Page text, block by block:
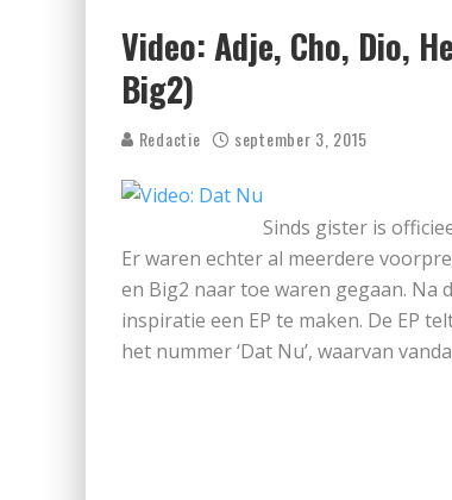
Video: Adje, Cho, Dio,
Big2)
Redactie september 3, 2015
Sinds gister is
Er waren echter al meerdere
en Big2 naar toe waren gegaan. Na
inspiratie een EP te maken. De EP
het nummer ‘Dat Nu’, waarvan